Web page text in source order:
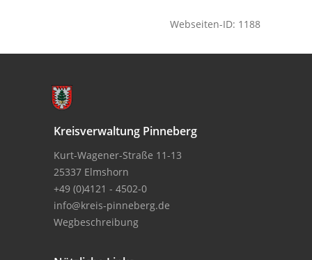
Webseiten-ID: 1188
Kreisverwaltung Pinneberg
Kurt-Wagener-Straße 11-13
25337 Elmshorn
+49 (0)4121 - 4502-0
info@kreis-pinneberg.de
Wegbeschreibung